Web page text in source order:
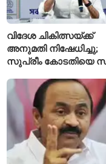
വിദേശ ചികിത്സയ്ക്ക്
അനുമതി നിഷേധിച്ചു;
സുപ്രീം കോടതിയെ